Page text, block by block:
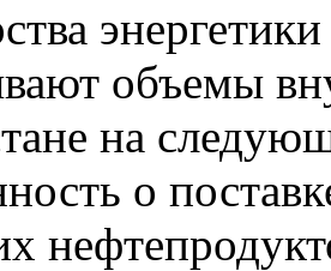
объемы
на
о